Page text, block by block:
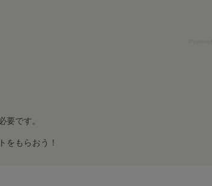
要です。
をもらおう！